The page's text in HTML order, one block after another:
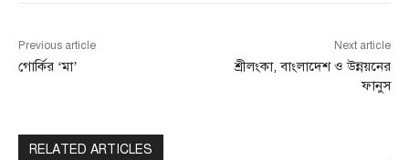
Previous article
গোর্কির ‘মা’
Next article
শ্রীলংকা, বাংলাদেশ ও উন্নয়নের
ফানুস
RELATED ARTICLES